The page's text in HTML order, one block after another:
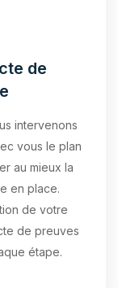
de
intervenons
vous le plan
au mieux la
en place.
de votre
de preuves
étape.